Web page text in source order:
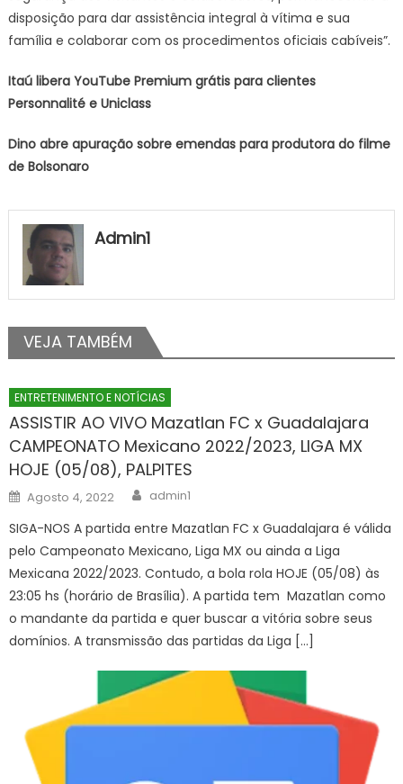
disposição para dar assistência integral à vítima e sua
família e colaborar com os procedimentos oficiais cabíveis”.
Itaú libera YouTube Premium grátis para clientes
Personnalité e Uniclass
Dino abre apuração sobre emendas para produtora do filme
de Bolsonaro
Admin1
VEJA TAMBÉM
ENTRETENIMENTO E NOTÍCIAS
ASSISTIR AO VIVO Mazatlan FC x Guadalajara
CAMPEONATO Mexicano 2022/2023, LIGA MX
HOJE (05/08), PALPITES
Posted
on
Agosto 4, 2022 Author
admin1
SIGA-NOS A partida entre Mazatlan FC x Guadalajara é válida
pelo Campeonato Mexicano, Liga MX ou ainda a Liga
Mexicana 2022/2023. Contudo, a bola rola HOJE (05/08) às
23:05 hs (horário de Brasília). A partida tem Mazatlan como
o mandante da partida e quer buscar a vitória sobre seus
domínios. A transmissão das partidas da Liga […]